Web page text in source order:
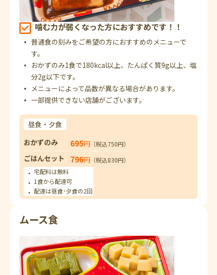
噛む力が弱くなった方におすすめです！！
普通食の刻みをご希望の方におすすめのメニューで
す。
おかずのみ1食で180kcal以上、たんぱく質9g以上、塩
分2g以下です。
メニューによって品数が異なる場合があります。
一部提供できない店舗がございます。
昼食・夕食
おかずのみ
695円 （税込750円）
ごはんセット 796円 （税込830円）
宅配料は無料
1食から配達可
配達は昼食･夕食の2回
ムース食